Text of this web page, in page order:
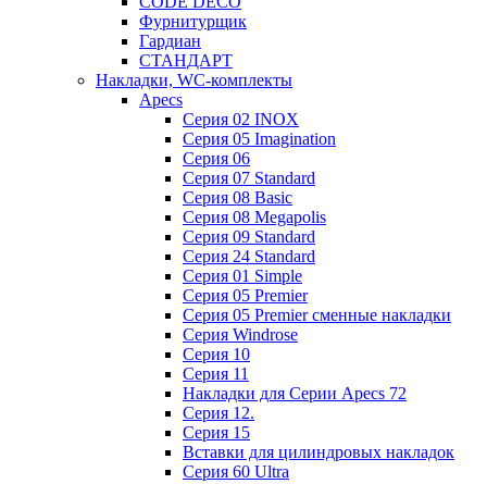
Фурнитурщик
Гардиан
СТАНДАРТ
Накладки, WC-комплекты
Apecs
Cерия 02 INOX
Cерия 05 Imagination
Cерия 06
Cерия 07 Standard
Cерия 08 Basic
Cерия 08 Megapolis
Cерия 09 Standard
Cерия 24 Standard
Серия 01 Simple
Серия 05 Premier
Серия 05 Premier сменные накладки
Cерия Windrose
Серия 10
Серия 11
Накладки для Серии Apecs 72
Серия 12.
Серия 15
Вставки для цилиндровых накладок
Серия 60 Ultra